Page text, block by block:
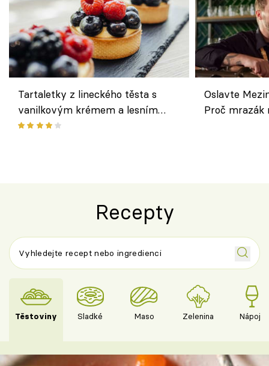
Tartaletky z lineckého těsta s
vanilkovým krémem a lesním
ovocem podle Bread Society
Oslavte
Proč
Recepty
Těstoviny Sladké Maso Zelenina Nápoje